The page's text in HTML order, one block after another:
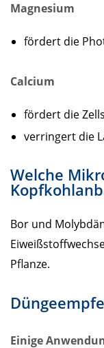
Magnesium
fördert die
Calcium
fördert die
verringert die
Welche
Bor und
Pflanze.
Einige